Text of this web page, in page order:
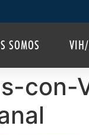
SOMOS